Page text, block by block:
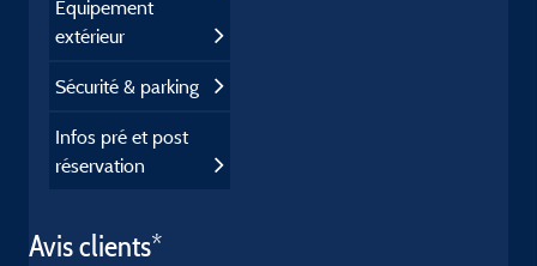
Equipement
extérieur
Sécurité & parking
Infos pré et post
réservation
Avis clients*